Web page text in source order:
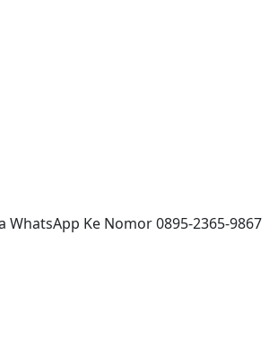
Ke Nomor 0895-2365-9867